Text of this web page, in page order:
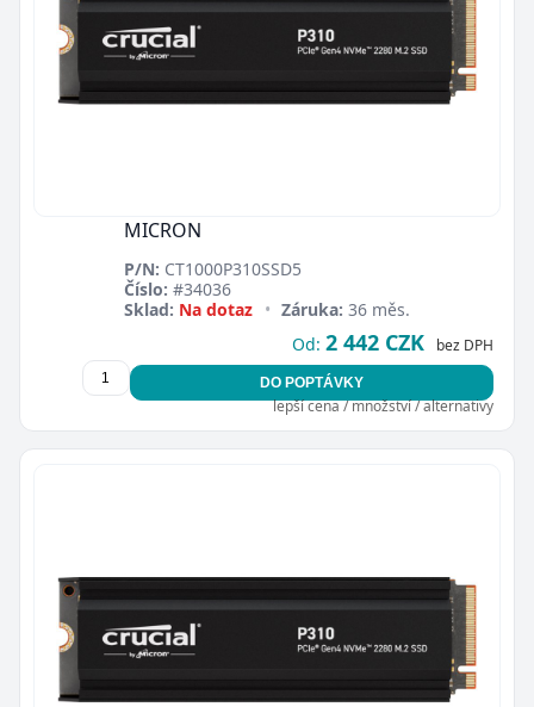
MICRON
P/N: CT1000P310SSD5
Číslo: #34036
Sklad: Na dotaz • Záruka: 36 měs.
Od: 2 442 CZK bez DPH
DO POPTÁVKY
lepší cena / množství / alternativy